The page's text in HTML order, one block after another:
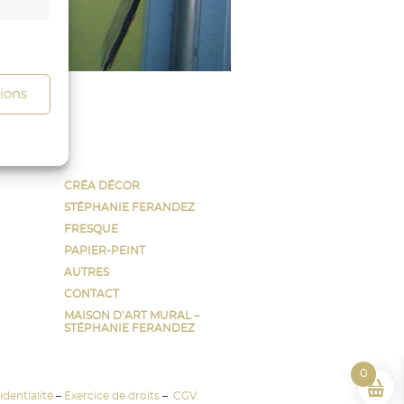
CRÉA DÉCOR
STÉPHANIE FERANDEZ
FRESQUE
PAPIER-PEINT
AUTRES
CONTACT
MAISON D’ART MURAL –
STÉPHANIE FERANDEZ
– Exercice de droits– CGV
0